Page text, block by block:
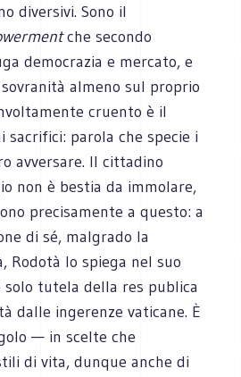
diversivi. Sono il
che secondo
democrazia e mercato, e
almeno sul proprio
cruento è il
sacrifici: parola che specie i
avversare. Il cittadino
non è bestia da immolare,
precisamente a questo: a
di sé, malgrado la
Rodotà lo spiega nel suo
tutela della res publica
dalle ingerenze vaticane. È
— in scelte che
di vita, dunque anche di